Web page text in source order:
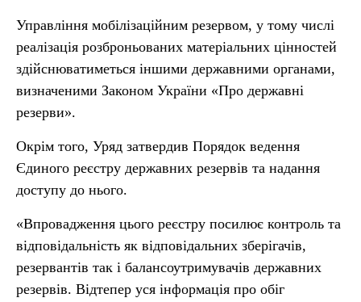
Управління мобілізаційним резервом, у тому числі
реалізація розброньованих матеріальних цінностей
здійснюватиметься іншими державними органами,
визначеними Законом України «Про державні
резерви».
Окрім того, Уряд затвердив Порядок ведення
Єдиного реєстру державних резервів та надання
доступу до нього.
«Впровадження цього реєстру посилює контроль та
відповідальність як відповідальних зберігачів,
резервантів так і балансоутримувачів державних
резервів. Відтепер уся інформація про обіг